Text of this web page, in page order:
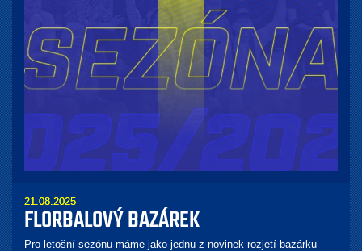
21.08.2025
FLORBALOVÝ BAZÁREK
Pro letošní sezónu máme jako jednu z novinek rozjetí bazárku